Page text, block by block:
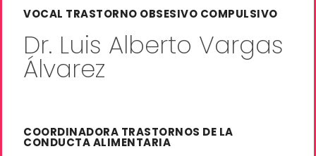
VOCAL TRASTORNO OBSESIVO COMPULSIVO
Dr. Luis Alberto Vargas
Álvarez
COORDINADORA TRASTORNOS DE LA
CONDUCTA ALIMENTARIA